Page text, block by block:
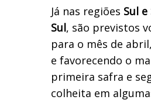
Já nas regiões Sul
Sul, são previstos
para o mês de
e favorecendo o
primeira safra e
colheita em